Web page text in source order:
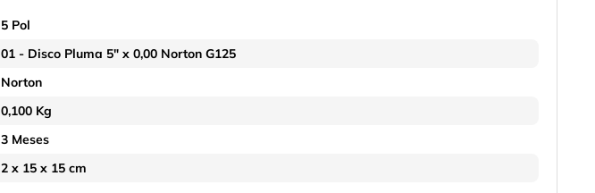
5 Pol
01 - Disco Pluma 5" x 0,00 Norton G125
Norton
0,100 Kg
3 Meses
2 x 15 x 15 cm